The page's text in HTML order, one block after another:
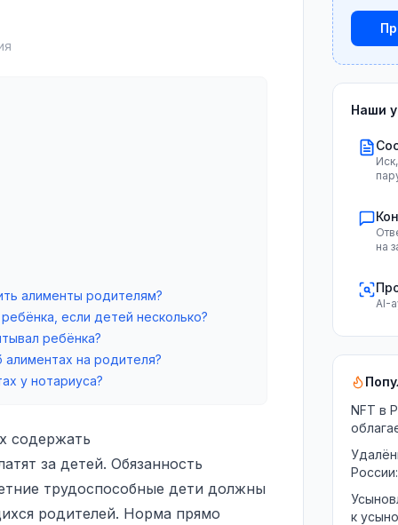
алименты родителям?
если детей несколько?
ребёнка?
на родителя?
у нотариуса?
содержать
за детей. Обязанность
трудоспособные дети должны
родителей. Норма прямо
Наши
на
AI-
NFT в
к